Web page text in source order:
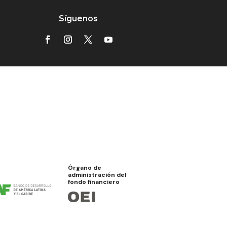
Síguenos
Órgano de
administración del
fondo financiero